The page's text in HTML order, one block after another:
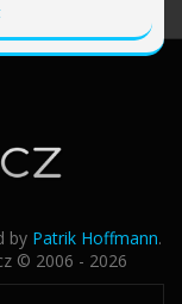
by Patrik Hoffmann.
© 2006 - 2026